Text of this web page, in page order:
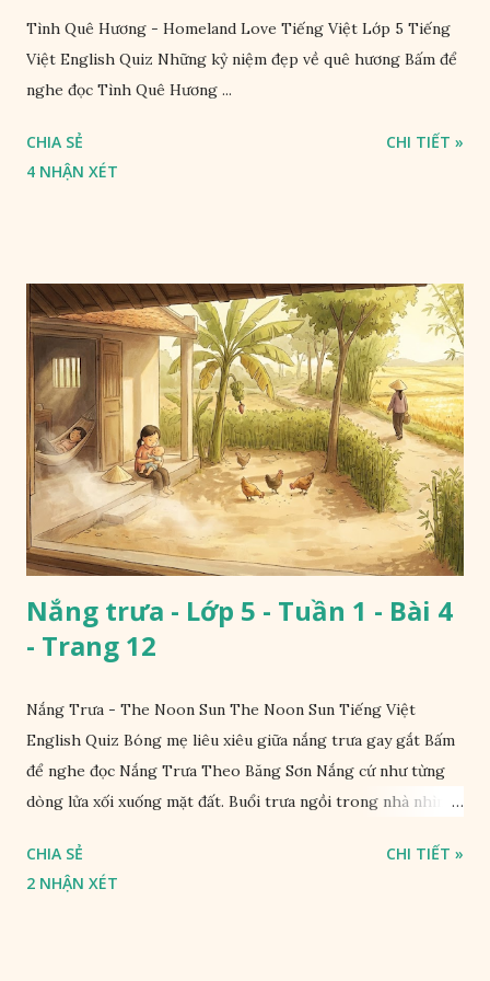
Tình Quê Hương - Homeland Love Tiếng Việt Lớp 5 Tiếng
Việt English Quiz Những kỷ niệm đẹp về quê hương Bấm để
nghe đọc Tình Quê Hương ...
CHIA SẺ
4 NHẬN XÉT
CHI TIẾT »
Nắng trưa - Lớp 5 - Tuần 1 - Bài 4
- Trang 12
Nắng Trưa - The Noon Sun The Noon Sun Tiếng Việt
English Quiz Bóng mẹ liêu xiêu giữa nắng trưa gay gắt Bấm
để nghe đọc Nắng Trưa Theo Băng Sơn Nắng cứ như từng
dòng lửa xối xuống mặt đất. Buổi trưa ngồi trong nhà nhìn
CHIA SẺ
2 NHẬN XÉT
CHI TIẾT »